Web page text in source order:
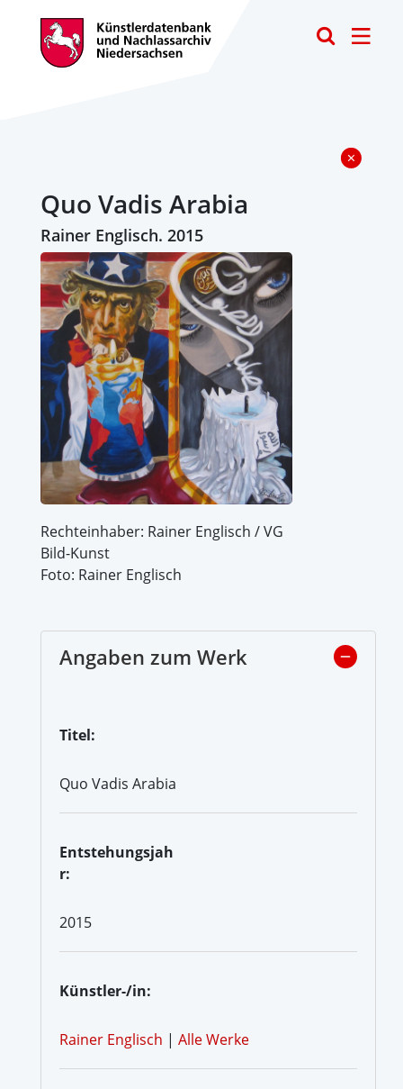
Quo Vadis Arabia
Rainer Englisch. 2015
Rechteinhaber: Rainer Englisch / VG
Bild-Kunst
Foto: Rainer Englisch
Angaben zum Werk
Titel:
Quo Vadis Arabia
Entstehungsjah
r:
2015
Künstler-/in:
Rainer Englisch | Alle Werke